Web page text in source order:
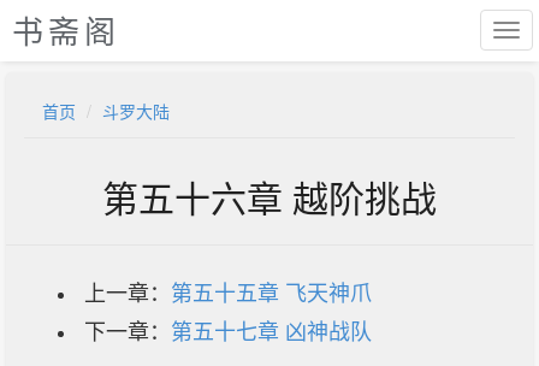
书斋阁
首页 斗罗大陆
第五十六章 越阶挑战
上一章： 第五十五章 飞天神爪
下一章： 第五十七章 凶神战队